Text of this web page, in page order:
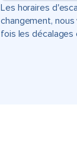
Les horaires
changement,
fois les